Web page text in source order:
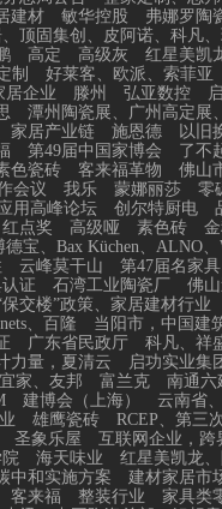
建材 敏华控股 弗娜罗陶
顶固集创、皮阿诺、科凡
高定 高级灰 红星美凯
制 好莱客、欧派、索菲亚
居企业 滕州 弘亚数控
潭州陶瓷展、广州高定展
家居产业链 施恩德 以旧
第49届中国家博会 了不
色瓷砖 客来福革物 佛山
会议 我乐 蒙娜丽莎 零
用高峰论坛 创尔特厨电
红点奖 高级哑 素色砖
德宝、Bax Küchen、ALNO、
云峰莫干山 第47届名家具
证 石湾工业陶瓷厂 佛
保交楼”政策、家居建材行业
、百隆 当阳市，中国建
广东省民政厅 科凡、祥
力量，夏清云 启功实业集
家、友邦 富兰克 南通六
建博会（上海） 云南省
雄鹰瓷砖 RCEP、第三
圣象乐屋 互联网企业，跨
海天味业 红星美凯龙
中和实施方案 建材家居市
客来福 整装行业 家具类